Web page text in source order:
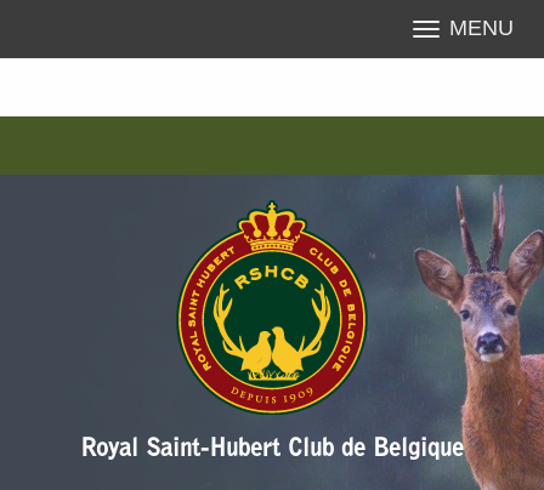
MENU
Royal Saint-Hubert Club de Belgique